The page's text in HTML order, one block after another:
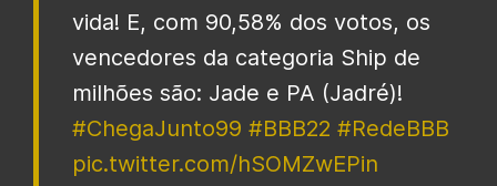
vida! E, com 90,58% dos votos, os
vencedores da categoria Ship de
milhões são: Jade e PA (Jadré)!
#ChegaJunto99 #BBB22 #RedeBBB
pic.twitter.com/hSOMZwEPin